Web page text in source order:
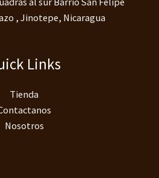
, Jinotepe, Nicaragua
Links
Tienda
Nosotros